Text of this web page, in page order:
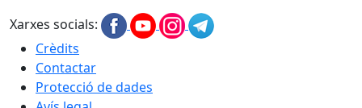
Xarxes socials:
Crèdits
Contactar
Protecció de dades